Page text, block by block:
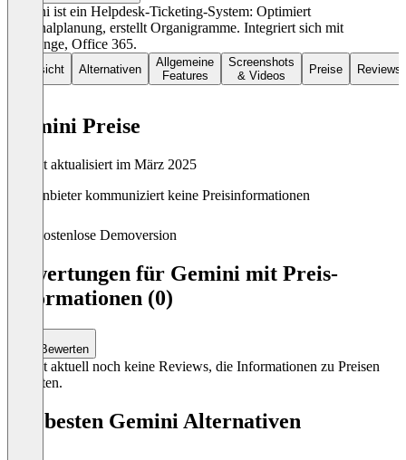
Gemini ist ein Helpdesk-Ticketing-System: Optimiert
Personalplanung, erstellt Organigramme. Integriert sich mit
Exchange, Office 365.
Übersicht Alternativen
Allgemeine
Features
Screenshots
& Videos
Preise Reviews
Gemini Preise
Zuletzt aktualisiert im März 2025
Der Anbieter kommuniziert keine Preisinformationen
Kostenlose Demoversion
Bewertungen für Gemini mit Preis-
Informationen (0)
Bewerten
Es gibt aktuell noch keine Reviews, die Informationen zu Preisen
enthalten.
Die besten Gemini Alternativen